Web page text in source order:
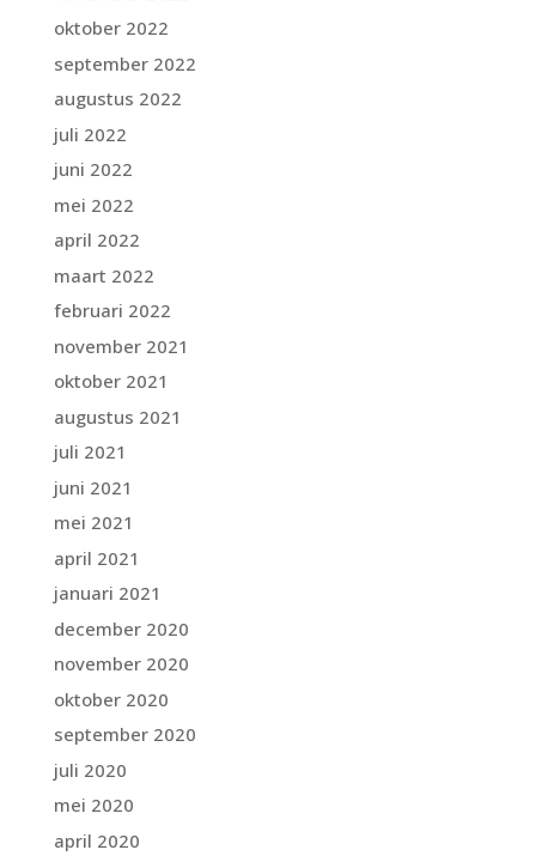
oktober 2022
september 2022
augustus 2022
juli 2022
juni 2022
mei 2022
april 2022
maart 2022
februari 2022
november 2021
oktober 2021
augustus 2021
juli 2021
juni 2021
mei 2021
april 2021
januari 2021
december 2020
november 2020
oktober 2020
september 2020
juli 2020
mei 2020
april 2020